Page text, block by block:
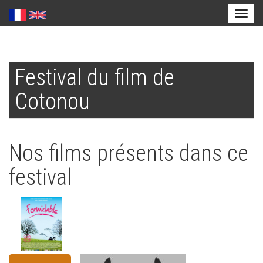
contenu
principal
Festival du film de
Cotonou
Nos films présents dans ce
festival